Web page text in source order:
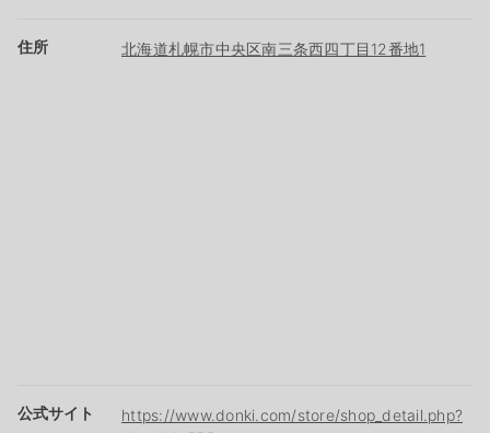
住所 北海道札幌市中央区南三条西四丁目12番地1
公式サイト
https://www.donki.com/store/shop_detail.php?